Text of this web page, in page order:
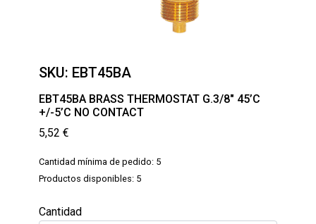
SKU: EBT45BA
EBT45BA BRASS THERMOSTAT G.3/8″ 45’C
+/-5’C NO CONTACT
5,52 €
Cantidad mínima de pedido: 5
Productos disponibles: 5
Cantidad